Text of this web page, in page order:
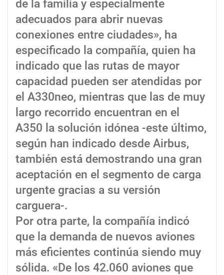
de la familia y especialmente
adecuados para abrir nuevas
conexiones entre ciudades», ha
especificado la compañía, quien ha
indicado que las rutas de mayor
capacidad pueden ser atendidas por
el A330neo, mientras que las de muy
largo recorrido encuentran en el
A350 la solución idónea -este último,
según han indicado desde Airbus,
también está demostrando una gran
aceptación en el segmento de carga
urgente gracias a su versión
carguera-.
Por otra parte, la compañía indicó
que la demanda de nuevos aviones
más eficientes continúa siendo muy
sólida. «De los 42.060 aviones que